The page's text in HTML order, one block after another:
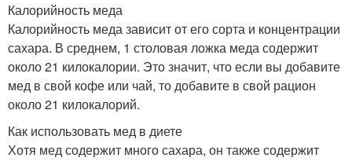
Калорийность меда
Калорийность меда зависит от его сорта и концентрации
сахара. В среднем, 1 столовая ложка меда содержит
около 21 килокалории. Это значит, что если вы добавите
мед в свой кофе или чай, то добавите в свой рацион
около 21 килокалорий.
Как использовать мед в диете
Хотя мед содержит много сахара, он также содержит